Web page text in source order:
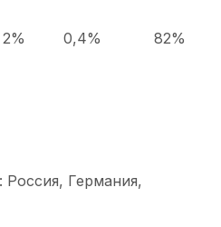
2% 0,4% 82%
Россия, Германия,